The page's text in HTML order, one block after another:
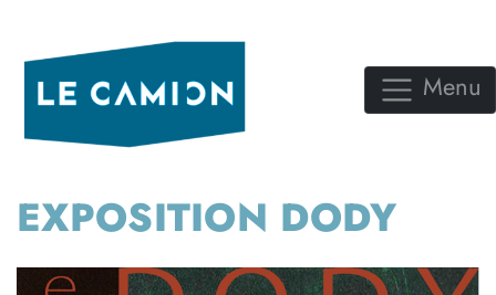
Menu
EXPOSITION DODY